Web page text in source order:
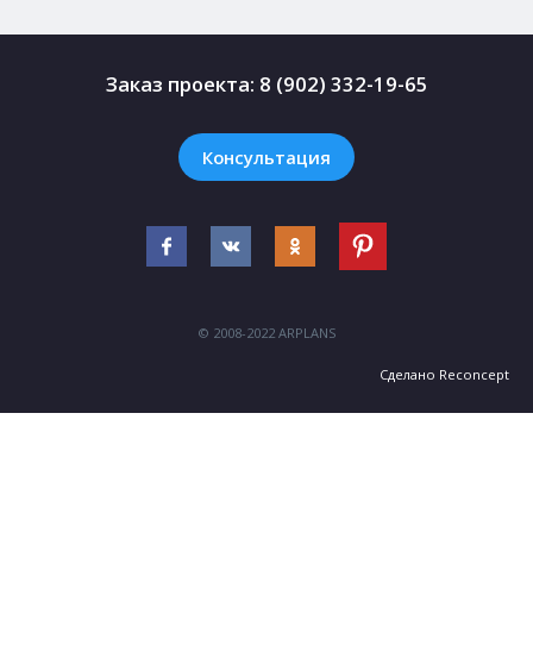
Заказ проекта: 8 (902) 332-19-65
Консультация
© 2008-2022 ARPLANS
Сделано Reconcept